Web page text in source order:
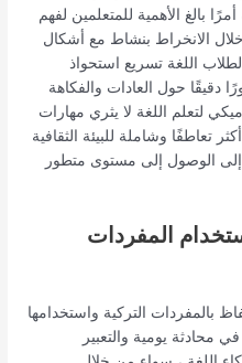
بالغ الأهمية للمتعلمين لفهم
الانخراط بنشاط مع أشكال
اللغة تسريع استحواذ
دقيقًا حول العادات والفكاهة
لتعلم اللغة لا يثري مهارات
تعاطفًا وشاملة للبيئة الثقافية
الوصول إلى مستوى متطور
المفردات
بالمفردات التركية واستخدامها
محادثة يومية والتعبير